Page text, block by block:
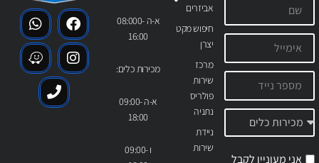
אביזרים
חיפוש מקט
יצרן
מרכז
שירות
פולריס
נתניה
ניידת
שירות
א-ה 08:000-
16:00
מכירות כלים:
א-ה 09:00-
18:00
ו 09:00-
אני מעוניין לקבל